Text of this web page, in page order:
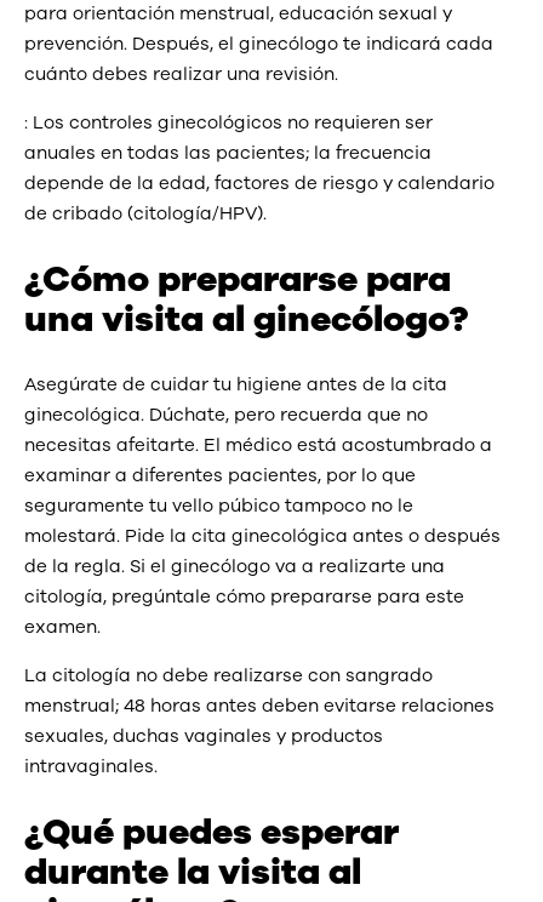
para orientación menstrual, educación sexual y
prevención. Después, el ginecólogo te indicará cada
cuánto debes realizar una revisión.
: Los controles ginecológicos no requieren ser
anuales en todas las pacientes; la frecuencia
depende de la edad, factores de riesgo y calendario
de cribado (citología/HPV).
¿Cómo prepararse para
una visita al ginecólogo?
Asegúrate de cuidar tu higiene antes de la cita
ginecológica. Dúchate, pero recuerda que no
necesitas afeitarte. El médico está acostumbrado a
examinar a diferentes pacientes, por lo que
seguramente tu vello púbico tampoco no le
molestará. Pide la cita ginecológica antes o después
de la regla. Si el ginecólogo va a realizarte una
citología, pregúntale cómo prepararse para este
examen.
La citología no debe realizarse con sangrado
menstrual; 48 horas antes deben evitarse relaciones
sexuales, duchas vaginales y productos
intravaginales.
¿Qué puedes esperar
durante la visita al